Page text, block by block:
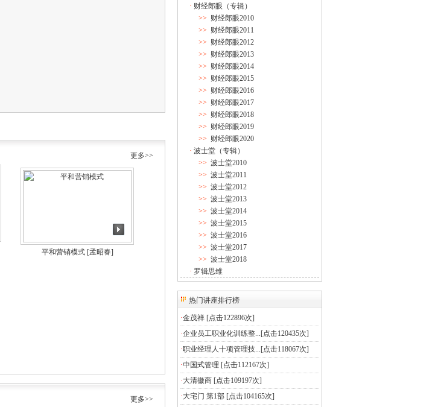
更多>>
平和营销模式[孟昭春]
更多>>
· 财经郎眼（专辑）
>> 财经郎眼2010
>> 财经郎眼2011
>> 财经郎眼2012
>> 财经郎眼2013
>> 财经郎眼2014
>> 财经郎眼2015
>> 财经郎眼2016
>> 财经郎眼2017
>> 财经郎眼2018
>> 财经郎眼2019
>> 财经郎眼2020
· 波士堂（专辑）
>> 波士堂2010
>> 波士堂2011
>> 波士堂2012
>> 波士堂2013
>> 波士堂2014
>> 波士堂2015
>> 波士堂2016
>> 波士堂2017
>> 波士堂2018
· 罗辑思维
热门讲座排行榜
·金茂祥 [点击122896次]
·企业员工职业化训练整...[点击120435次]
·职业经理人十项管理技...[点击118067次]
·中国式管理 [点击112167次]
·大清徽商 [点击109197次]
·大宅门 第1部 [点击104165次]